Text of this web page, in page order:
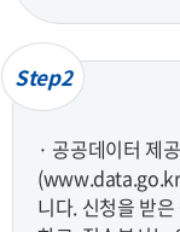
Step2
· 공공데이터 제
니다. 신청을 받